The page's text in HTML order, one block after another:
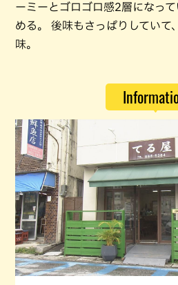
ーミーとゴロゴロ感2層になっ
める。 後味もさっぱりしていて
味。